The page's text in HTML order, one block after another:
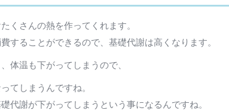
くさんの熱を作ってくれます。
することができるので、基礎代謝は高くなります。
体温も下がってしまうので、
てしまうんですね。
代謝が下がってしまうという事になるんですね。